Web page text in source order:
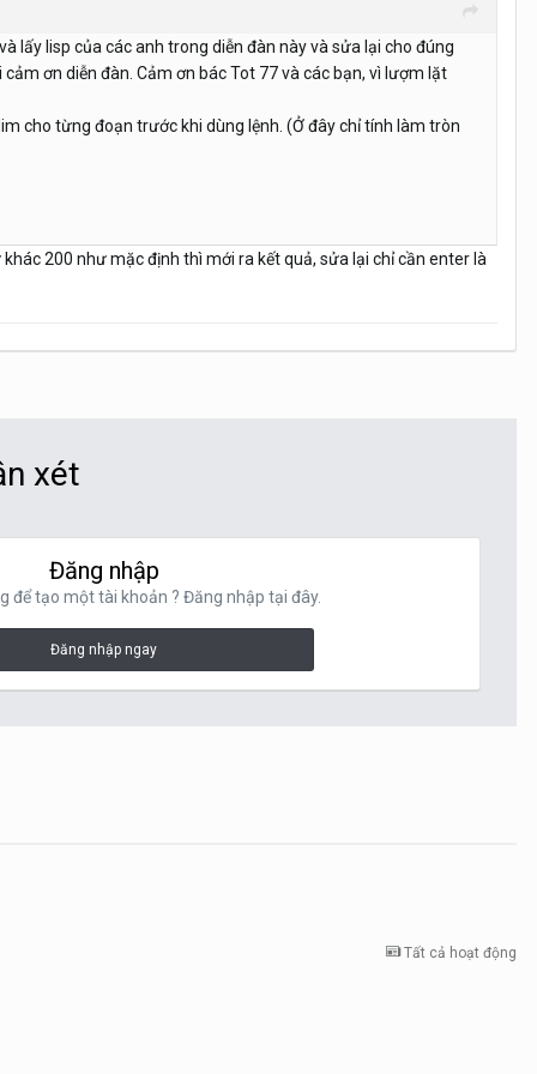
lấy lisp của các anh trong diễn đàn này và sửa lại cho đúng
ơn diễn đàn. Cảm ơn bác Tot 77 và các bạn, vì lượm lặt
cho từng đoạn trước khi dùng lệnh. (Ở đây chỉ tính làm tròn
200 như mặc định thì mới ra kết quả, sửa lại chỉ cần enter là
xét
Đăng nhập
để tạo một tài khoản ? Đăng nhập tại đây.
Đăng nhập ngay
Tất cả hoạt động